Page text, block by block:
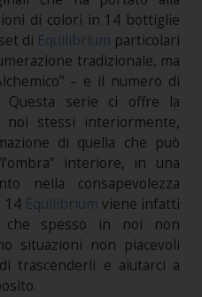
di colori in 14 bottiglie
di Equilibrium particolari
tradizionale, ma
– e il numero di
Questa serie ci offre la
noi stessi interiormente,
di quella che può
interiore, in una
nella consapevolezza
14 Equilibrium viene infatti
che spesso in noi non
situazioni non piacevoli
trascenderli e aiutarci a